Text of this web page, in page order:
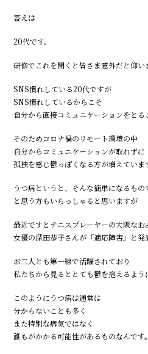
答えは
20代です。
研修でこれを聞くと皆さま意外だと仰い
SNS慣れしている20代ですが
SNS慣れしているからこそ
自分から直接コミュニケーションをとる
そのためコロナ禍のリモート環境の中
自分からコミュニケーションが取れずに
孤独を感じ鬱っぽくなる方が増えていま
うつ病というと、そんな簡単になるもの
と思う方もいらっしゃると思いますが
最近ですとテニスプレーヤーの大阪なお
女優の深田恭子さんが「適応障害」と発
お二人とも第一線で活躍されており
私たちから見るととても鬱を抱えるよう
このようにうつ病は通常は
分からないことも多く
また特別な病気ではなく
誰もがかかる可能性があるものなんです。